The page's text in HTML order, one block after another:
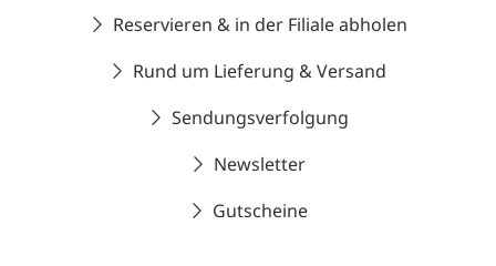
Reservieren & in der Filiale abholen
Rund um Lieferung & Versand
Sendungsverfolgung
Newsletter
Gutscheine